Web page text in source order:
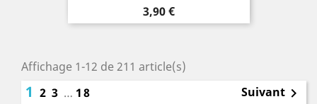
Prix
3,90 €
Affichage 1-12 de 211 article(s)
1 2 3 … 18 Suivant 